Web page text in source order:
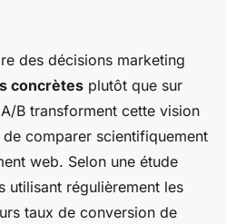
vos
en ligne !
de lecture
des décisions marketing
concrètes plutôt que sur
B transforment cette vision
comparer scientifiquement
web. Selon une étude
utilisant régulièrement les
taux de conversion de